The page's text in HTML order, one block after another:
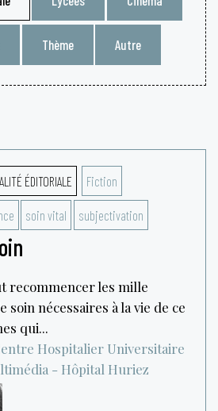
Thème Autre
ÉDITORIALE Fiction
soin vital subjectivation
recommencer les mille
soin nécessaires à la vie de ce
qui...
Hospitalier Universitaire
- Hôpital Huriez